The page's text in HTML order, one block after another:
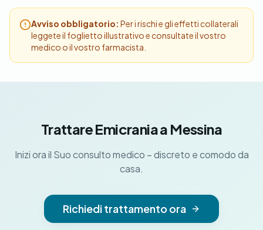
Avviso obbligatorio: Per i rischi e gli effetti collaterali
leggete il foglietto illustrativo e consultate il vostro
medico o il vostro farmacista.
Trattare Emicrania a Messina
Inizi ora il Suo consulto medico – discreto e comodo da
casa.
Richiedi trattamento ora